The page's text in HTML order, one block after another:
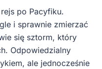
po Pacyfiku.
i sprawnie zmierzać
się sztorm, który
Odpowiedzialny
ale jednocześnie